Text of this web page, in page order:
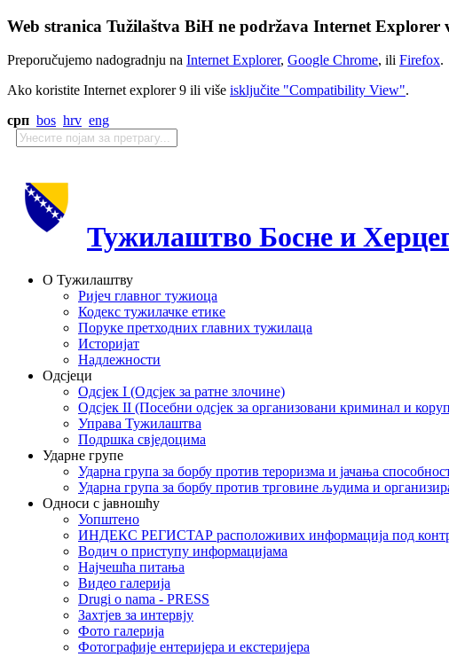
Web stranica Tužilaštva BiH ne podržava Internet Explorer
Preporučujemo nadogradnju na Internet Explorer, Google Chrome, ili Firefox.
Ako koristite Internet explorer 9 ili više isključite "Compatibility View".
срп bos hrv eng
Тужилаштво Босне и
О Тужилаштву
Ријеч главног тужиоца
Кодекс тужилачке етике
Поруке претходних главних тужилаца
Историјат
Надлежности
Одсјеци
Одсјек I (Одсјек за ратне злочине)
Одсјек II (Посебни одсјек за организовани криминал и
Управа Тужилаштва
Подршка свједоцима
Ударне групе
Ударна група за борбу против тероризма и јачања
Ударна група за борбу против трговине људима и
Односи с јавношћу
Уопштено
ИНДЕКС РЕГИСТАР расположивих информација под
Водич о приступу информацијама
Најчешћа питања
Видео галерија
Drugi o nama - PRESS
Захтјев за интервју
Фото галерија
Фотографије ентеријера и екстеријера